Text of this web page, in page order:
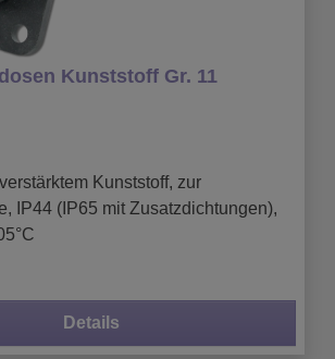
Kunststoff Gr. 11
Kunststoff, zur
IP44 (IP65 mit Zusatzdichtungen),
Details